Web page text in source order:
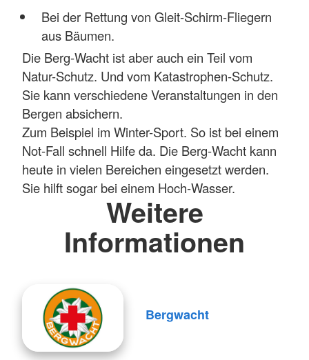
Bei der Rettung von Gleit-Schirm-Fliegern
aus Bäumen.
Die Berg-Wacht ist aber auch ein Teil vom
Natur-Schutz. Und vom Katastrophen-Schutz.
Sie kann verschiedene Veranstaltungen in den
Bergen absichern.
Zum Beispiel im Winter-Sport. So ist bei einem
Not-Fall schnell Hilfe da. Die Berg-Wacht kann
heute in vielen Bereichen eingesetzt werden.
Sie hilft sogar bei einem Hoch-Wasser.
Weitere
Informationen
Bergwacht